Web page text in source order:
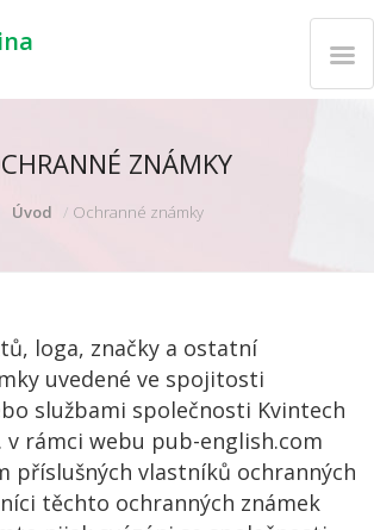
ZNÁMKY
Úvod Ochranné známky
loga, značky a ostatní
uvedené ve spojitosti
službami společnosti Kvintech
v rámci webu pub-english.com
příslušných vlastníků ochranných
těchto ochranných známek